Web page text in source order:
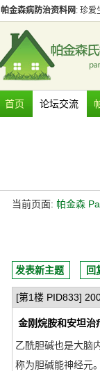
帕金森病防治资料网 : 珍爱
首页 论坛交流
当前页面: 帕金森
发表新主题 回
[第1楼 PID833]
金刚烷胺和安坦治
乙酰胆碱也是大脑
称为胆碱能神经元